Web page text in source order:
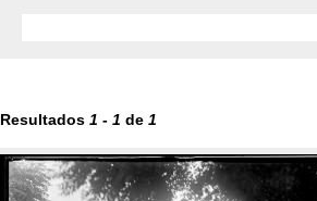
Resultados 1 - 1 de 1